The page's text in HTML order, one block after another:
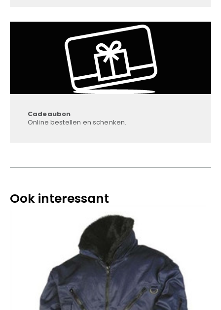
Cadeaubon
Online bestellen en schenken.
Ook interessant